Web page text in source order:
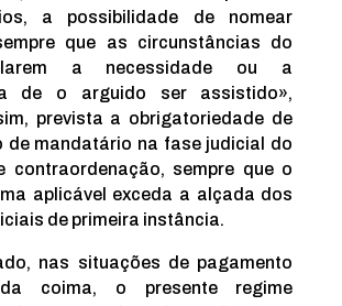
a possibilidade de nomear
que as circunstâncias do
a necessidade ou a
de o arguido ser assistido»,
prevista a obrigatoriedade de
de mandatário na fase judicial do
contraordenação, sempre que o
aplicável exceda a alçada dos
de primeira instância.
nas situações de pagamento
coima, o presente regime